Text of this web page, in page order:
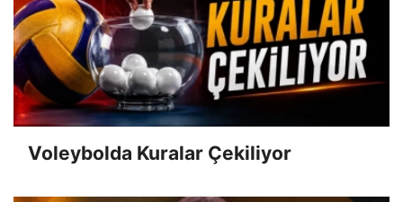
Voleybolda Kuralar Çekiliyor